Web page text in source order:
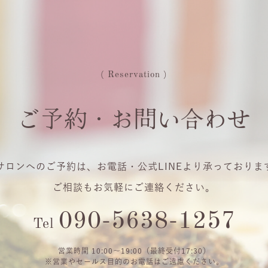
( Reservation )
ご予約・お問い合わせ
ロンへのご予約は、お電話・公式LINEより承っておりま
ご相談もお気軽にご連絡ください。
Tel 090-5638-1257
営業時間 10:00〜19:00（最終受付17:30）
※営業やセールス目的のお電話はご遠慮ください。